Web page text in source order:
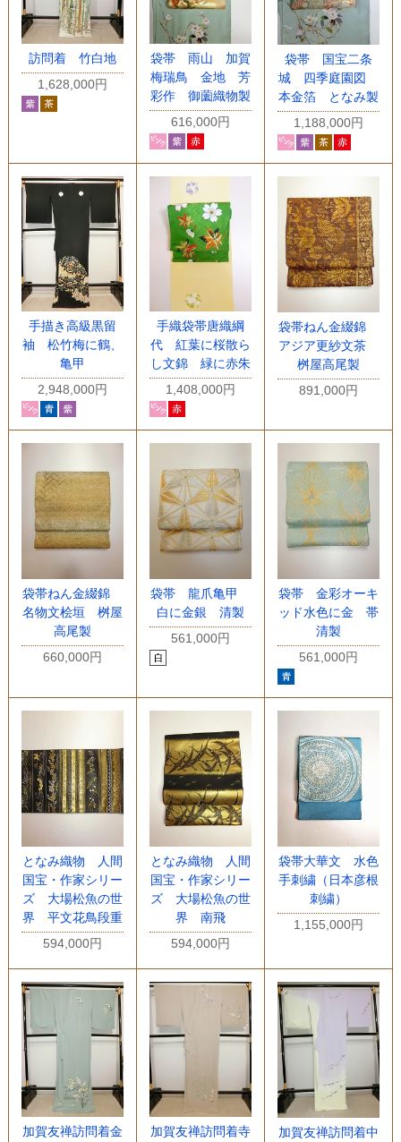
訪問着 竹白地
1,628,000円
袋帯 雨山 加賀
梅瑞鳥 金地 芳
彩作 御薗織物製
616,000円
袋帯 国宝二条
城 四季庭園図
本金箔 となみ製
1,188,000円
手描き高級黒留
袖 松竹梅に鶴、
亀甲
2,948,000円
手織袋帯唐織綱
代 紅葉に桜散ら
し文錦 緑に赤朱
1,408,000円
袋帯ねん金綴錦
アジア更紗文茶
桝屋高尾製
891,000円
袋帯ねん金綴錦
名物文桧垣 桝屋
高尾製
660,000円
袋帯 龍爪亀甲
白に金銀 清製
561,000円
袋帯 金彩オーキ
ッド水色に金 帯
清製
561,000円
となみ織物 人間
国宝・作家シリー
ズ 大場松魚の世
界 平文花鳥段重
594,000円
となみ織物 人間
国宝・作家シリー
ズ 大場松魚の世
界 南飛
594,000円
袋帯大華文 水色
手刺繍（日本彦根
刺繍）
1,155,000円
加賀友禅訪問着金
加賀友禅訪問着寺
加賀友禅訪問着中